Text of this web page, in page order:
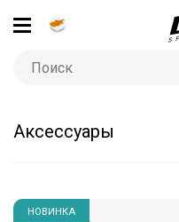
Аксессуары
НОВИНКА